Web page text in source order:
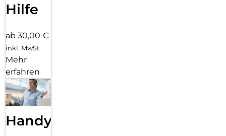
Hilfe
ab 30,00 €
inkl. MwSt.
Mehr
erfahren
Handy